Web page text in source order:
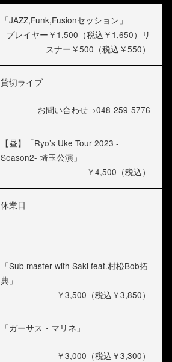
「JAZZ,Funk,Fusionセッション」
プレイヤー￥1,500（税込￥1,650）リ
スナー￥500（税込￥550）
貸切ライブ
お問い合わせ→048-259-5776
【昼】「Ryo’s Uke Tour 2023 -
Season2- 埼玉公演」
￥4,500（税込）
休業日
「Sub master with Saki feat.村松Bob拓
典」
￥3,500（税込￥3,850）
「ガーサス・マリネ」
￥3,000（税込￥3,300）